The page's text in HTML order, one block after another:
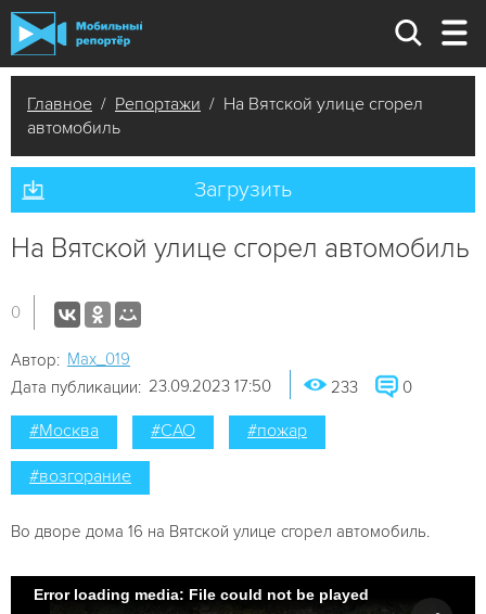
Главное / Репортажи / На Вятской улице сгорел
автомобиль
Загрузить
На Вятской улице сгорел автомобиль
0
Автор: Мах_019
Дата публикации: 23.09.2023 17:50 233 0
#Москва #САО #пожар
#возгорание
Во дворе дома 16 на Вятской улице сгорел автомобиль.
Error loading media: File could not be played